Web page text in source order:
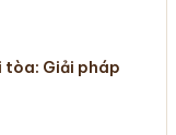
tòa: Giải pháp